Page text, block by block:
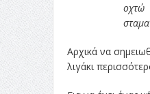
οχτώ
Αρχικά να
λιγάκι